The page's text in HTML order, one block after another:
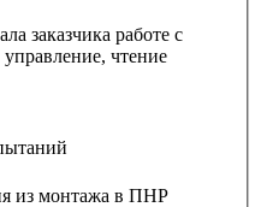
заказчика работе с
чтение
из монтажа в ПНР